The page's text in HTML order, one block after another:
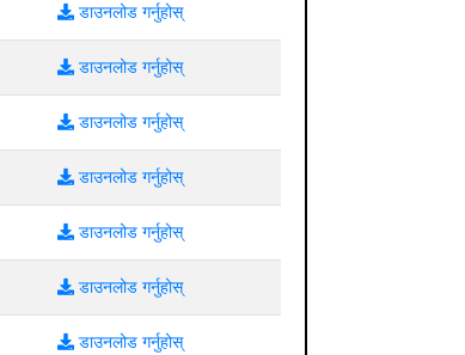
डाउनलोड गर्नुहोस्
डाउनलोड गर्नुहोस्
डाउनलोड गर्नुहोस्
डाउनलोड गर्नुहोस्
डाउनलोड गर्नुहोस्
डाउनलोड गर्नुहोस्
डाउनलोड गर्नुहोस्